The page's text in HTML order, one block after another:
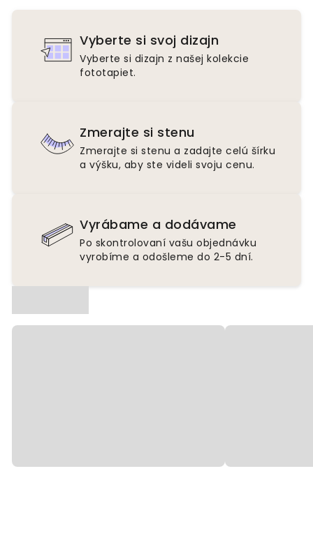
Vyberte si svoj dizajn
Vyberte si dizajn z našej kolekcie
fototapiet.
Zmerajte si stenu
Zmerajte si stenu a zadajte celú šírku
a výšku, aby ste videli svoju cenu.
Vyrábame a dodávame
Po skontrolovaní vašu objednávku
vyrobíme a odošleme do 2-5 dní.